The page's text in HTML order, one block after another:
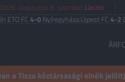
2026. augusztus 8. szombatLászló
4-0Nyíregyháza|Újpest FC 4-2Debreceni
a Tisza köztársasági elnök